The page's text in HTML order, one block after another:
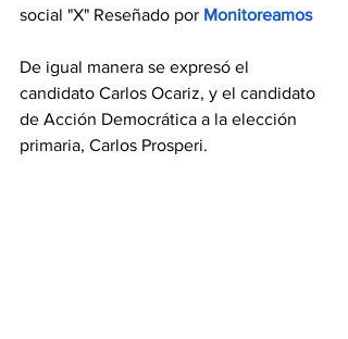
social "X" Reseñado por Monitoreamos
De igual manera se expresó el
candidato Carlos Ocariz, y el candidato
de Acción Democrática a la elección
primaria, Carlos Prosperi.